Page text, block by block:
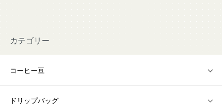
カテゴリー
コーヒー豆
ドリップバッグ